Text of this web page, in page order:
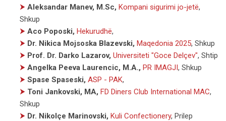
⮞ Aleksandar Manev, M.Sc, Kompani sigurimi jo-jetë,
Shkup
⮞ Aco Poposki, Hekurudhë,
⮞ Dr. Nikica Mojsoska Blazevski, Maqedonia 2025, Shkup
⮞ Prof. Dr. Darko Lazarov, Universiteti "Goce Delçev", Shtip
⮞ Angelka Peeva Laurencic, M.A., PR IMAGJI, Shkup
⮞ Spase Spaseski, ASP - PAK,
⮞ Toni Jankovski, MA, FD Diners Club International MAC,
Shkup
⮞ Dr. Nikolçe Marinovski, Kuli Confectionery, Prilep